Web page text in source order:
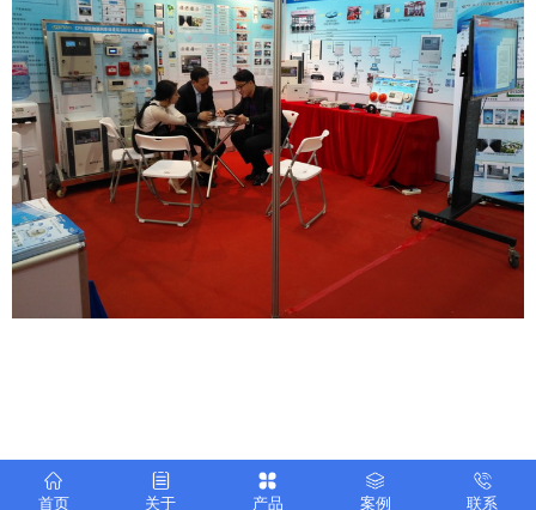
京公网安备 11010502041274号
首页 关于 产品 案例 联系